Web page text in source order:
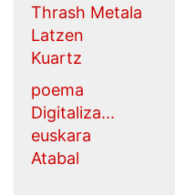
Thrash Metala
Latzen
Kuartz
poema
Digitaliza...
euskara
Atabal